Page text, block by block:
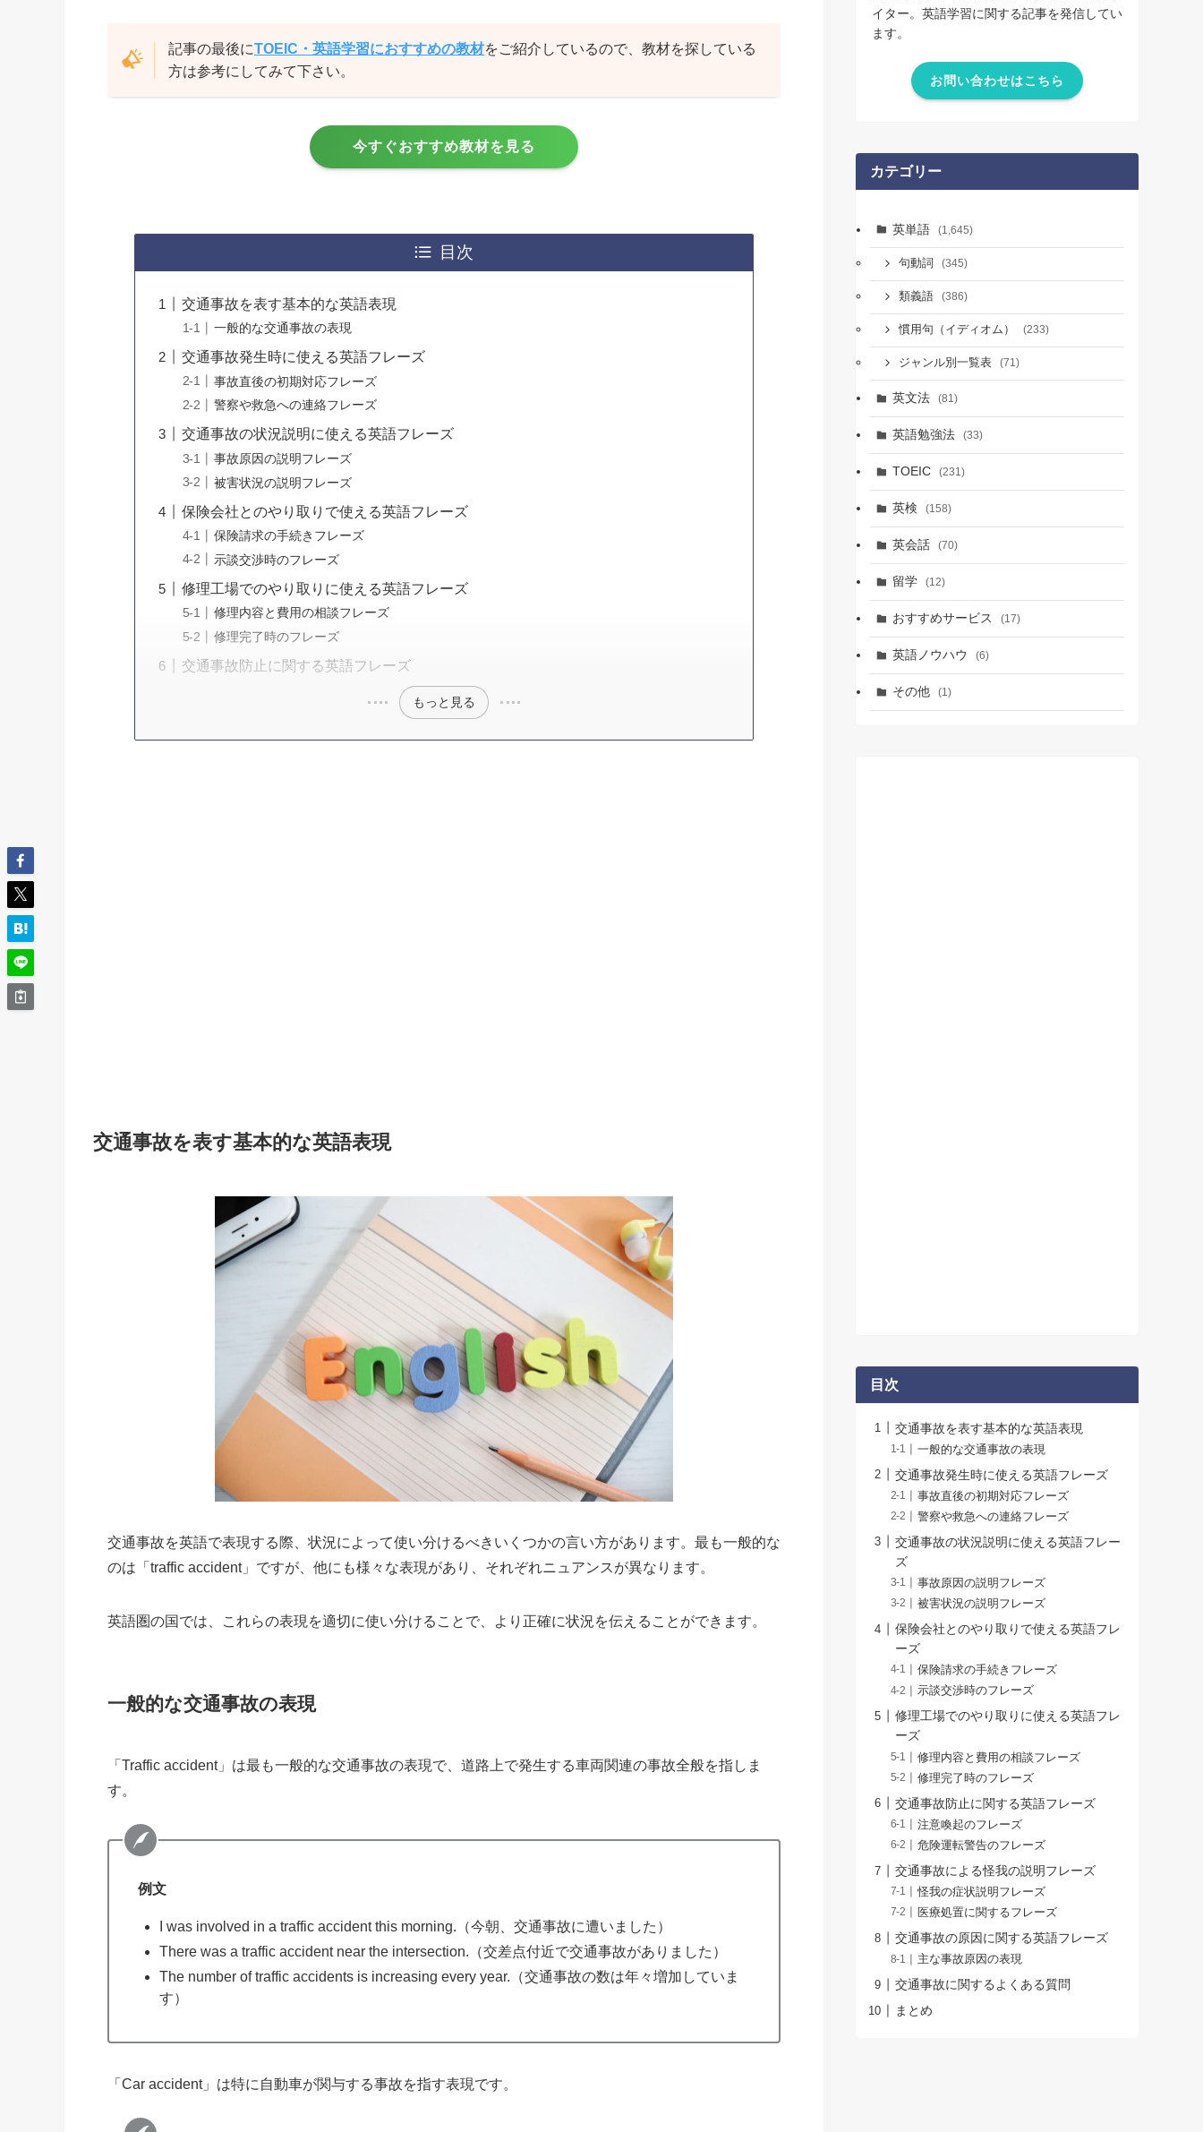
記事の最後にTOEIC・英語学習におすすめの教材をご紹介しているので、教材を探している
方は参考にしてみて下さい。
今すぐおすすめ教材を見る
目次
交通事故を表す基本的な英語表現
一般的な交通事故の表現
交通事故発生時に使える英語フレーズ
事故直後の初期対応フレーズ
警察や救急への連絡フレーズ
交通事故の状況説明に使える英語フレーズ
事故原因の説明フレーズ
被害状況の説明フレーズ
保険会社とのやり取りで使える英語フレーズ
保険請求の手続きフレーズ
示談交渉時のフレーズ
修理工場でのやり取りに使える英語フレーズ
修理内容と費用の相談フレーズ
修理完了時のフレーズ
交通事故防止に関する英語フレーズ
もっと見る
交通事故を表す基本的な英語表現
交通事故を英語で表現する際、状況によって使い分けるべきいくつかの言い方があります。最も一般的な
のは「traffic accident」ですが、他にも様々な表現があり、それぞれニュアンスが異なります。
英語圏の国では、これらの表現を適切に使い分けることで、より正確に状況を伝えることができます。
一般的な交通事故の表現
「Traffic accident」は最も一般的な交通事故の表現で、道路上で発生する車両関連の事故全般を指しま
す。
例文
I was involved in a traffic accident this morning.（今朝、交通事故に遭いました）
There was a traffic accident near the intersection.（交差点付近で交通事故がありました）
The number of traffic accidents is increasing every year.（交通事故の数は年々増加していま
す）
「Car accident」は特に自動車が関与する事故を指す表現です。
イター。英語学習に関する記事を発信してい
ます。
お問い合わせはこちら
カテゴリー
英単語 (1,645)
句動詞 (345)
類義語 (386)
慣用句（イディオム） (233)
ジャンル別一覧表 (71)
英文法 (81)
英語勉強法 (33)
TOEIC (231)
英検 (158)
英会話 (70)
留学 (12)
おすすめサービス (17)
英語ノウハウ (6)
その他 (1)
目次
交通事故を表す基本的な英語表現
一般的な交通事故の表現
交通事故発生時に使える英語フレーズ
事故直後の初期対応フレーズ
警察や救急への連絡フレーズ
交通事故の状況説明に使える英語フレー
ズ
事故原因の説明フレーズ
被害状況の説明フレーズ
保険会社とのやり取りで使える英語フレ
ーズ
保険請求の手続きフレーズ
示談交渉時のフレーズ
修理工場でのやり取りに使える英語フレ
ーズ
修理内容と費用の相談フレーズ
修理完了時のフレーズ
交通事故防止に関する英語フレーズ
注意喚起のフレーズ
危険運転警告のフレーズ
交通事故による怪我の説明フレーズ
怪我の症状説明フレーズ
医療処置に関するフレーズ
交通事故の原因に関する英語フレーズ
主な事故原因の表現
交通事故に関するよくある質問
まとめ